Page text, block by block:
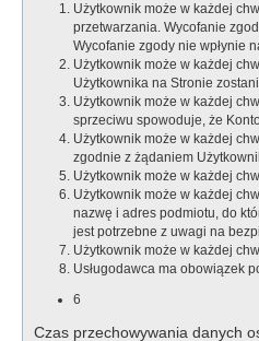
Użytkownik może w każdej
przetwarzania. Wycofanie
Wycofanie zgody nie wpłynie
Użytkownik może w każdej
Użytkownika na Stronie
Użytkownik może w każdej
sprzeciwu spowoduje, że
Użytkownik może w każdej
zgodnie z żądaniem
Użytkownik może w każdej
Użytkownik może w każdej
nazwę i adres podmiotu, do
jest potrzebne z uwagi na
Użytkownik może w każdej
Usługodawca ma obowiązek
6
Czas przechowywania danych